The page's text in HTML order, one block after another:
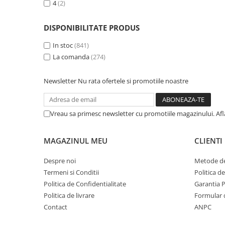
4(2)
DISPONIBILITATE PRODUS
In stoc(841)
La comanda(274)
Newsletter Nu rata ofertele si promotiile noastre
Vreau sa primesc newsletter cu promotiile magazinului.
MAGAZINUL MEU
Despre noi
Termeni si Conditii
Politica de Confidentialitate
Politica de livrare
Contact
CLIENTI
Metode
Politica
Garantia
Formular
ANPC